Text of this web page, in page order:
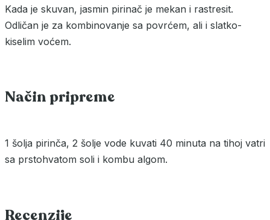
Kada je skuvan, jasmin pirinač je mekan i rastresit.
Odličan je za kombinovanje sa povrćem, ali i slatko-
kiselim voćem.
Način pripreme
1 šolja pirinča, 2 šolje vode kuvati 40 minuta na tihoj vatri
sa prstohvatom soli i kombu algom.
Recenzije